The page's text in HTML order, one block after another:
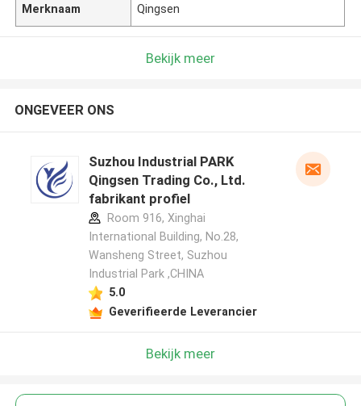
Merknaam Qingsen
Bekijk meer
ONGEVEER ONS
Suzhou Industrial PARK
Qingsen Trading Co., Ltd.
fabrikant profiel
Room 916, Xinghai
International Building, No.28,
Wansheng Street, Suzhou
Industrial Park ,CHINA
5.0
Geverifieerde Leverancier
Bekijk meer